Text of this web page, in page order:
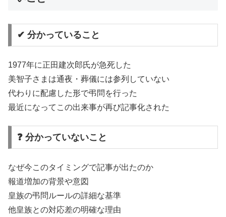
✔ 分かっていること
1977年に正田建次郎氏が急死した
美智子さまは通夜・葬儀には参列していない
代わりに配慮した形で弔問を行った
最近になってこの出来事が再び記事化された
❓ 分かっていないこと
なぜ今このタイミングで記事が出たのか
報道増加の背景や意図
皇族の弔問ルールの詳細な基準
他皇族との対応差の明確な理由